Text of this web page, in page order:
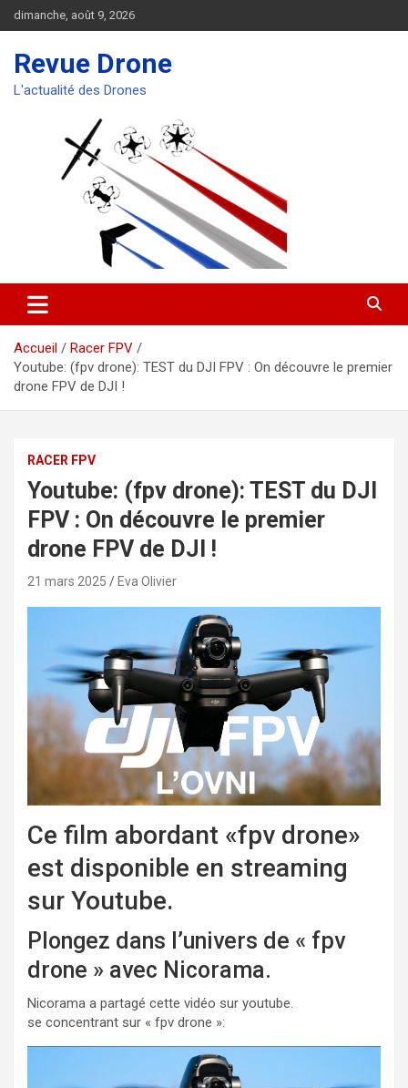
Aller
au
dimanche, août 9, 2026
Revue Drone
L'actualité des Drones
Accueil
Racer FPV
Youtube: (fpv drone): TEST du DJI FPV : On découvre le premier
drone FPV de DJI !
RACER FPV
Youtube: (fpv drone): TEST du DJI
FPV : On découvre le premier
drone FPV de DJI !
21 mars 2025 Eva Olivier
Ce film abordant «fpv drone»
est disponible en streaming
sur Youtube.
Plongez dans l’univers de « fpv
drone » avec Nicorama.
Nicorama a partagé cette vidéo sur youtube.
se concentrant sur « fpv drone »: